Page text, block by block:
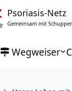
Psoriasis-Netz
Gemeinsam mit
Wegweiser